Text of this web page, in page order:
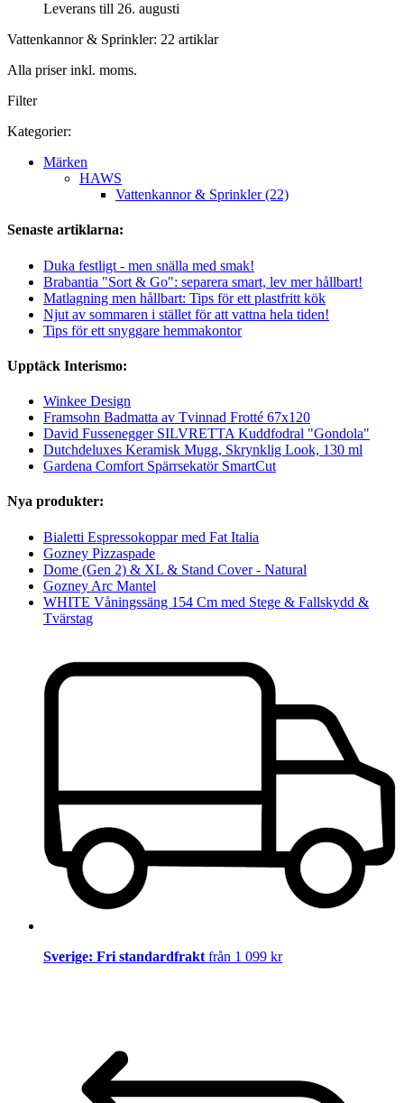
Leverans till 26. augusti
Vattenkannor & Sprinkler: 22 artiklar
Alla priser inkl. moms.
Filter
Kategorier:
Märken
HAWS
Vattenkannor & Sprinkler (22)
Senaste artiklarna:
Duka festligt - men snälla med smak!
Brabantia "Sort & Go": separera smart, lev mer hållbart!
Matlagning men hållbart: Tips för ett plastfritt kök
Njut av sommaren i stället för att vattna hela tiden!
Tips för ett snyggare hemmakontor
Upptäck Interismo:
Winkee Design
Framsohn Badmatta av Tvinnad Frotté 67x120
David Fussenegger SILVRETTA Kuddfodral "Gondola"
Dutchdeluxes Keramisk Mugg, Skrynklig Look, 130 ml
Gardena Comfort Spärrsekatör SmartCut
Nya produkter:
Bialetti Espressokoppar med Fat Italia
Gozney Pizzaspade
Dome (Gen 2) & XL & Stand Cover - Natural
Gozney Arc Mantel
WHITE Våningssäng 154 Cm med Stege & Fallskydd &
Tvärstag
Sverige: Fri standardfrakt från 1 099 kr